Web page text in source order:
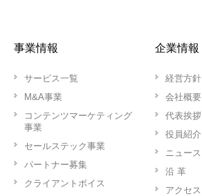
事業情報
サービス一覧
M&A事業
コンテンツマーケティング
事業
セールステック事業
パートナー募集
クライアントボイス
企業情報
経営方針
会社概要
代表挨拶
役員紹介
ニュース
沿 革
アクセス